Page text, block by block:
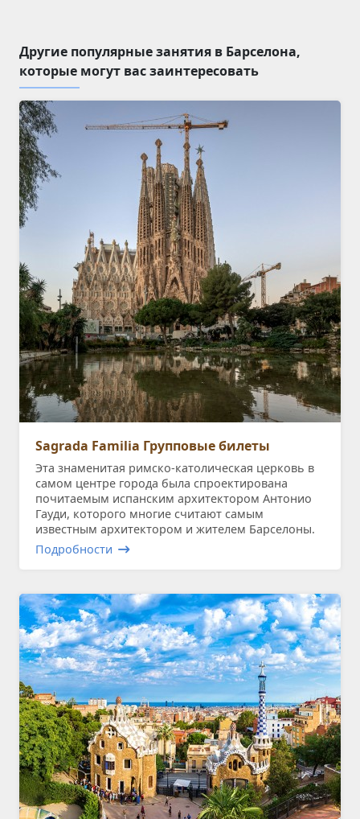
Другие популярные занятия в Барселона,
которые могут вас заинтересовать
Sagrada Familia Групповые билеты
Эта знаменитая римско-католическая церковь в
самом центре города была спроектирована
почитаемым испанским архитектором Антонио
Гауди, которого многие считают самым
известным архитектором и жителем Барселоны.
Подробности